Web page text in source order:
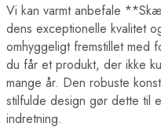
Paris
Rom
Lande
Vi kan varmt anbefale
dens exceptionelle kvalitet
omhyggeligt fremstillet med
du får et produkt, der ikke
mange år. Den robuste
stilfulde design gør dette til
indretning.